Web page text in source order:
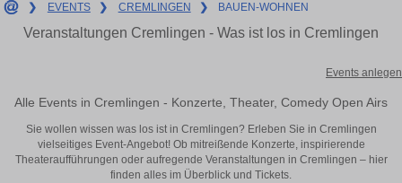
❯ EVENTS ❯ CREMLINGEN ❯ BAUEN-WOHNEN
Veranstaltungen Cremlingen - Was ist los in Cremlingen
Events anlegen
Alle Events in Cremlingen - Konzerte, Theater, Comedy Open Airs
Sie wollen wissen was los ist in Cremlingen? Erleben Sie in Cremlingen
vielseitiges Event-Angebot! Ob mitreißende Konzerte, inspirierende
Theateraufführungen oder aufregende Veranstaltungen in Cremlingen – hier
finden alles im Überblick und Tickets.